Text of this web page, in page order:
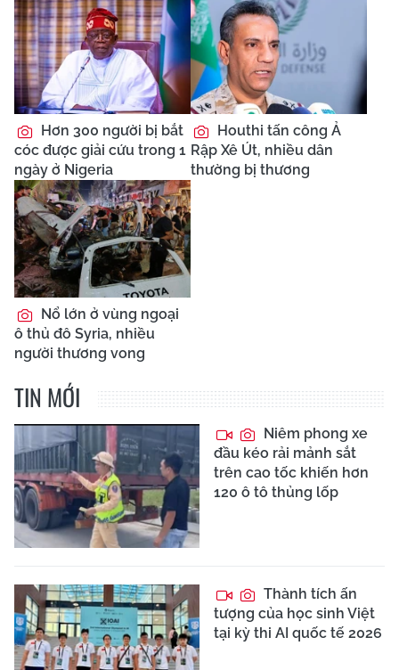
Hơn 300 người bị bắt
cóc được giải cứu trong 1
ngày ở Nigeria
Houthi tấn công Ả
Rập Xê Út, nhiều dân
thường bị thương
Nổ lớn ở vùng ngoại
ô thủ đô Syria, nhiều
người thương vong
TIN MỚI
Niêm phong xe
đầu kéo rải mảnh sắt
trên cao tốc khiến hơn
120 ô tô thủng lốp
Thành tích ấn
tượng của học sinh Việt
tại kỳ thi AI quốc tế 2026